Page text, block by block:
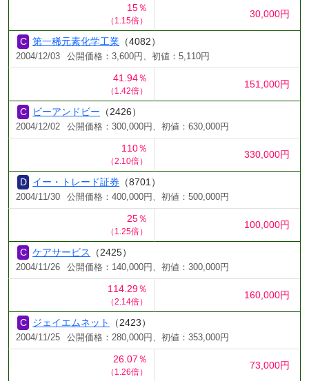
15％
（1.15倍）
30,000円
第一稀元素化学工業 （4082）
2004/12/03 公開価格：3,600円、初値：5,110円
41.94％
（1.42倍）
151,000円
ビーアンドビー （2426）
2004/12/02 公開価格：300,000円、初値：630,000円
110％
（2.10倍）
330,000円
イー・トレード証券 （8701）
2004/11/30 公開価格：400,000円、初値：500,000円
25％
（1.25倍）
100,000円
ケアサービス （2425）
2004/11/26 公開価格：140,000円、初値：300,000円
114.29％
（2.14倍）
160,000円
ジェイエムネット （2423）
2004/11/25 公開価格：280,000円、初値：353,000円
26.07％
（1.26倍）
73,000円